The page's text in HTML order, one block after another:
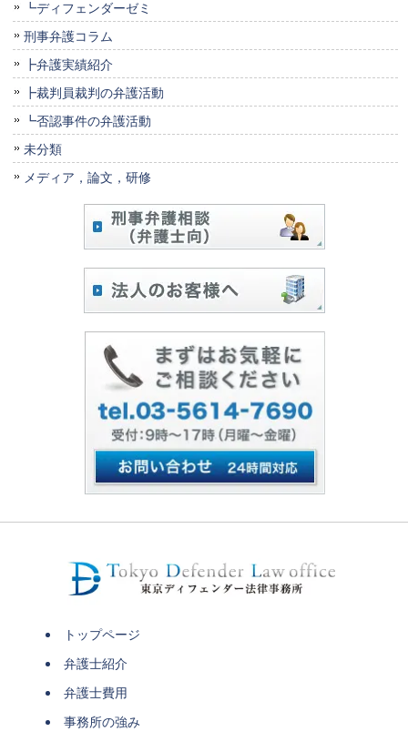
┗ディフェンダーゼミ
刑事弁護コラム
┣弁護実績紹介
┣裁判員裁判の弁護活動
┗否認事件の弁護活動
未分類
メディア，論文，研修
トップページ
弁護士紹介
弁護士費用
事務所の強み